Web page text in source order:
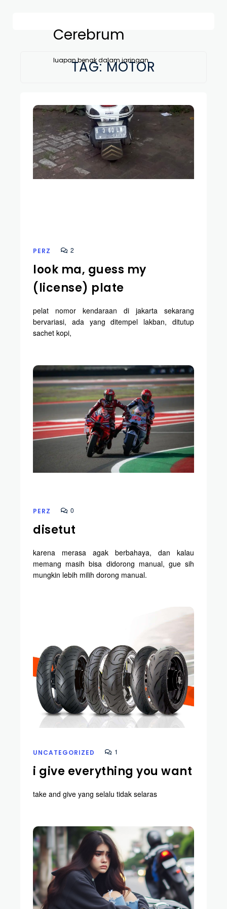
Cerebrum
luapan benak dalam jaringan
TAG:MOTOR
PERZ 2
look ma, guess my
(license) plate
pelat nomor kendaraan di jakarta sekarang
bervariasi, ada yang ditempel lakban, ditutup
sachet kopi,
PERZ 0
disetut
karena merasa agak berbahaya, dan kalau
memang masih bisa didorong manual, gue sih
mungkin lebih milih dorong manual.
UNCATEGORIZED 1
i give everything you want
take and give yang selalu tidak selaras